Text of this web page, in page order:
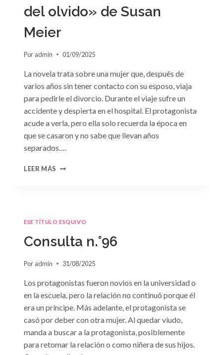
CRAVEN
del olvido» de Susan
Meier
Por admin 01/09/2025
La novela trata sobre una mujer que, después de
varios años sin tener contacto con su esposo, viaja
para pedirle el divorcio. Durante el viaje sufre un
accidente y despierta en el hospital. El protagonista
acude a verla, pero ella solo recuerda la época en
que se casaron y no sabe que llevan años
separados….
LEER MÁS CONSULTA
OLVIDO»
SUSAN
ESE TÍTULO ESQUIVO
Consulta n.°96
Por admin 31/08/2025
Los protagonistas fueron novios en la universidad o
en la escuela, pero la relación no continuó porque él
era un príncipe. Más adelante, el protagonista se
casó por deber con otra mujer. Al quedar viudo,
manda a buscar a la protagonista, posiblemente
para retomar la relación o como niñera de sus hijos.